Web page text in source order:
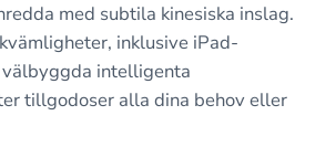
med subtila kinesiska inslag.
inklusive iPad-
intelligenta
tillgodoser alla dina behov eller